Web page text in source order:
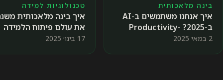
בינה מלאכותית
איך אנחנו משתמשים ב-AI
ב-2025? Productivity-
Out, Well-Being-IN
2 במאי 2025
טכנולוגיות למידה
איך בינה מלאכותית
את עולם פיתוח הלמידה
בארגונים? 🦄🦊
17 בינו׳ 2025